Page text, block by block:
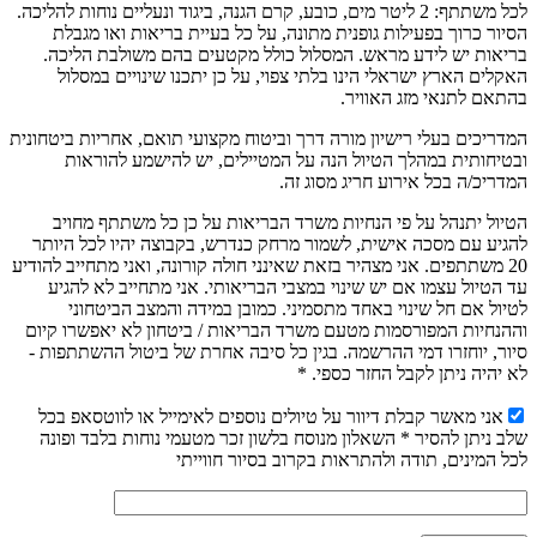
לכל משתתף: 2 ליטר מים, כובע, קרם הגנה, ביגוד ונעליים נוחות להליכה.
הסיור כרוך בפעילות גופנית מתונה, על כל בעיית בריאות ואו מגבלת
בריאות יש לידע מראש. המסלול כולל מקטעים בהם משולבת הליכה.
האקלים הארץ ישראלי הינו בלתי צפוי, על כן יתכנו שינויים במסלול
בהתאם לתנאי מזג האוויר.
המדריכים בעלי רישיון מורה דרך וביטוח מקצועי תואם, אחריות ביטחונית
ובטיחותית במהלך הטיול הנה על המטיילים, יש להישמע להוראות
המדריכ/ה בכל אירוע חריג מסוג זה.
הטיול יתנהל על פי הנחיות משרד הבריאות על כן כל משתתף מחויב
להגיע עם מסכה אישית, לשמור מרחק כנדרש, בקבוצה יהיו לכל היותר
20 משתתפים. אני מצהיר בזאת שאינני חולה קורונה, ואני מתחייב להודיע
עד הטיול עצמו אם יש שינוי במצבי הבריאותי. אני מתחייב לא להגיע
לטיול אם חל שינוי באחד מתסמיני. כמובן במידה והמצב הביטחוני
וההנחיות המפורסמות מטעם משרד הבריאות / ביטחון לא יאפשרו קיום
סיור, יוחזרו דמי ההרשמה. בגין כל סיבה אחרת של ביטול ההשתתפות -
לא יהיה ניתן לקבל החזר כספי. *
אני מאשר קבלת דיוור על טיולים נוספים לאימייל או לווטסאפ בכל
שלב ניתן להסיר * השאלון מנוסח בלשון זכר מטעמי נוחות בלבד ופונה
לכל המינים, תודה ולהתראות בקרוב בסיור חווייתי